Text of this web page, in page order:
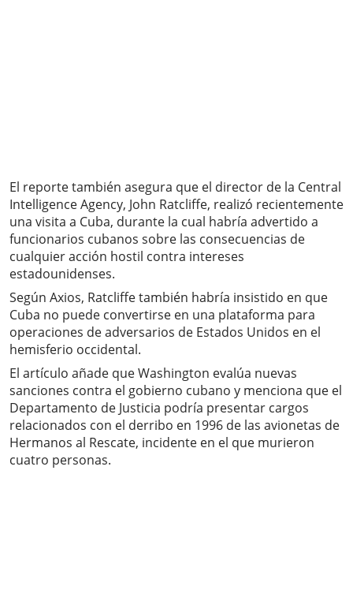
El reporte también asegura que el director de la Central
Intelligence Agency, John Ratcliffe, realizó recientemente
una visita a Cuba, durante la cual habría advertido a
funcionarios cubanos sobre las consecuencias de
cualquier acción hostil contra intereses
estadounidenses.
Según Axios, Ratcliffe también habría insistido en que
Cuba no puede convertirse en una plataforma para
operaciones de adversarios de Estados Unidos en el
hemisferio occidental.
El artículo añade que Washington evalúa nuevas
sanciones contra el gobierno cubano y menciona que el
Departamento de Justicia podría presentar cargos
relacionados con el derribo en 1996 de las avionetas de
Hermanos al Rescate, incidente en el que murieron
cuatro personas.